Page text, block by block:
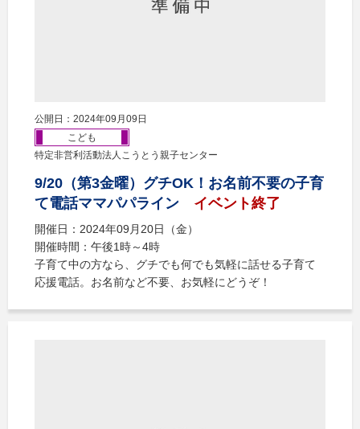
公開日：2024年09月09日
こども
特定非営利活動法人こうとう親子センター
9/20（第3金曜）グチOK！お名前不要の子育
て電話ママパパライン
イベント終了
開催日：2024年09月20日（金）
開催時間：午後1時～4時
子育て中の方なら、グチでも何でも気軽に話せる子育て
応援電話。お名前など不要、お気軽にどうぞ！